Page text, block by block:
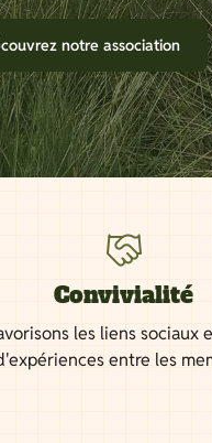
notre association
Convivialité
les liens sociaux
entre les